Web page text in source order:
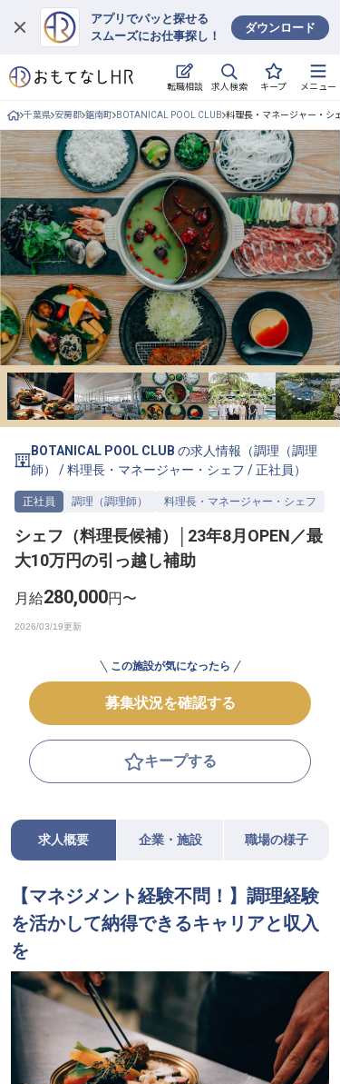
アプリでパッと探せる
スムーズにお仕事探し！
ダウンロード
転職相談 求人検索 キープ メニュー
ログイン
求人・施設を探す
キープした求人
就職・転職 合同説明会
おもてなしHRについて
ご利用の流れ
よくある質問
ホテル・宿泊業界情報コラム
無料 転職サポートに申し込む
千葉県 安房郡 鋸南町 BOTANICAL POOL CLUB 料理長・マネージャー・シ
BOTANICAL POOL CLUB の求人情報（調理（調理
師）
/料理長・マネージャー・シェフ /正社員 ）
正社員 調理（調理師） 料理長・マネージャー・シェフ
シェフ（料理長候補）│23年8月OPEN／最
大10万円の引っ越し補助
月給280,000円〜
この施設が気になったら
募集状況を確認する
キープする
求人概要 企業・施設 職場の様子
【マネジメント経験不問！】調理経験
を活かして納得できるキャリアと収入
を